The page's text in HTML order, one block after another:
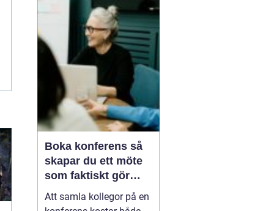
utan att behöva lägga
för mycket tid framför
spegeln varje morgon.
Därför söker många
professio...
Boka konferens så
skapar du ett möte
som faktiskt gör
skillnad
Att samla kollegor på en